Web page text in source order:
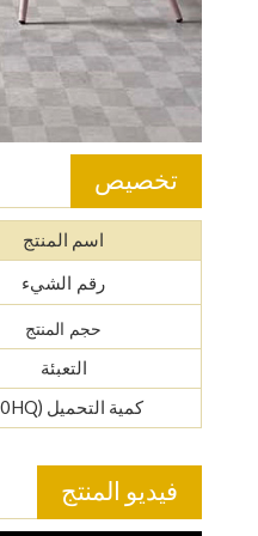
تخصيص
اسم المنتج
رقم الشيء
حجم المنتج
التعبئة
كمية التحميل (40HQ)
فيديو المنتج